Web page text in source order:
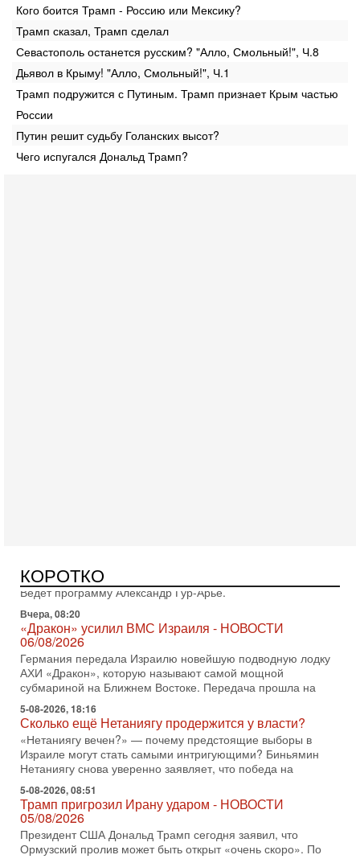
Кого боится Трамп - Россию или Мексику?
Трамп сказал, Трамп сделал
Севастополь останется русским? "Алло, Смольный!", Ч.8
Дьявол в Крыму! "Алло, Смольный!", Ч.1
Трамп подружится с Путиным. Трамп признает Крым частью
России
Путин решит судьбу Голанских высот?
Чего испугался Дональд Трамп?
КОРОТКО
ЦАХАЛа в отставке, писатель, журналист, военный историк.
Ведет программу Александр Гур-Арье.
Вчера, 08:20
«Дракон» усилил ВМС Израиля - НОВОСТИ
06/08/2026
Германия передала Израилю новейшую подводную лодку
АХИ «Дракон», которую называют самой мощной
субмариной на Ближнем Востоке. Передача прошла на
5-08-2026, 18:16
Сколько ещё Нетаниягу продержится у власти?
«Нетаниягу вечен?» — почему предстоящие выборы в
Израиле могут стать самыми интригующими? Биньямин
Нетаниягу снова уверенно заявляет, что победа на
5-08-2026, 08:51
Трамп пригрозил Ирану ударом - НОВОСТИ
05/08/2026
Президент США Дональд Трамп сегодня заявил, что
Ормузский пролив может быть открыт «очень скоро». По